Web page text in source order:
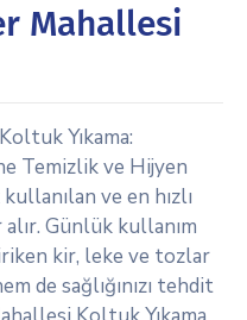
Mahallesi
Yıkama:
Temizlik ve Hijyen
ve en hızlı
alır. Günlük kullanım
kir, leke ve tozlar
de sağlığınızı tehdit